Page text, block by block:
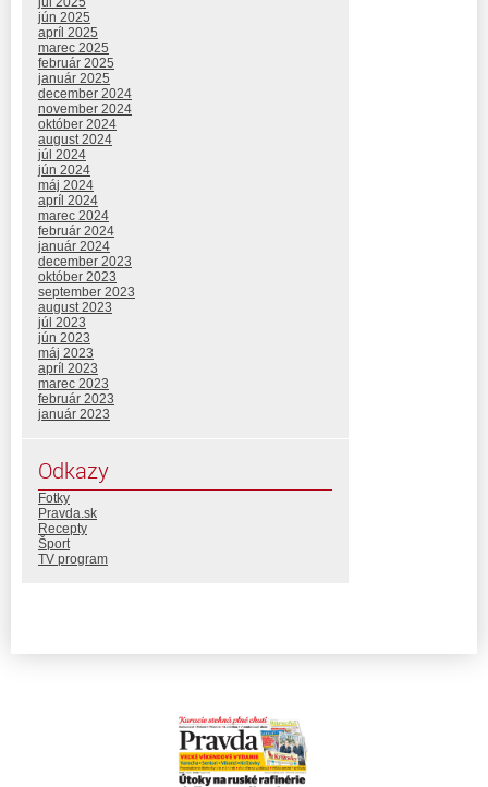
jún 2025
apríl 2025
marec 2025
február 2025
január 2025
december 2024
november 2024
október 2024
august 2024
júl 2024
jún 2024
máj 2024
apríl 2024
marec 2024
február 2024
január 2024
december 2023
október 2023
september 2023
august 2023
júl 2023
jún 2023
máj 2023
apríl 2023
marec 2023
február 2023
január 2023
Odkazy
Fotky
Pravda.sk
Recepty
Šport
TV program